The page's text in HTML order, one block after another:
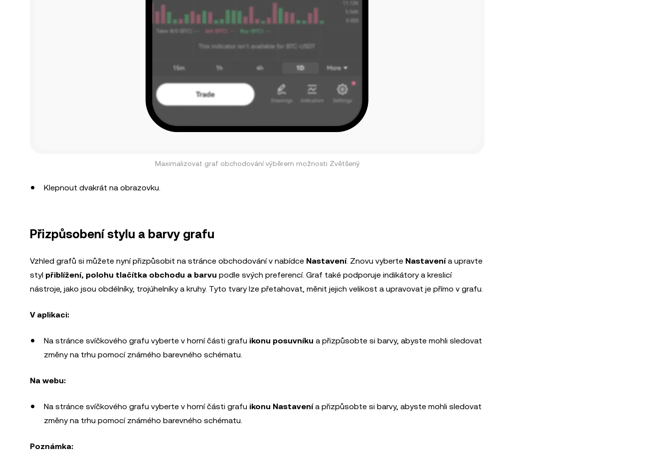
Maximalizovat graf obchodování výběrem možnosti Zvětšený
Klepnout dvakrát na obrazovku.
Přizpůsobení stylu a barvy grafu
Vzhled grafů si můžete nyní přizpůsobit na stránce obchodování v nabídce Nastavení. Znovu vyberte Nastavenía upravte
styl přiblížení, polohu tlačítka obchodu a barvu podle svých preferencí. Graf také podporuje indikátory a kreslicí
nástroje, jako jsou obdélníky, trojúhelníky a kruhy. Tyto tvary lze přetahovat, měnit jejich velikost a upravovat je přímo v grafu.
V aplikaci:
Na stránce svíčkového grafu vyberte v horní části grafu ikonu posuvníku a přizpůsobte si barvy, abyste mohli sledovat
změny na trhu pomocí známého barevného schématu.
Na webu:
Na stránce svíčkového grafu vyberte v horní části grafu ikonu Nastavenía přizpůsobte si barvy, abyste mohli sledovat
změny na trhu pomocí známého barevného schématu.
Poznámka: